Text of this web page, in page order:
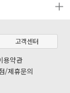
고객센터
용약관
/제휴문의